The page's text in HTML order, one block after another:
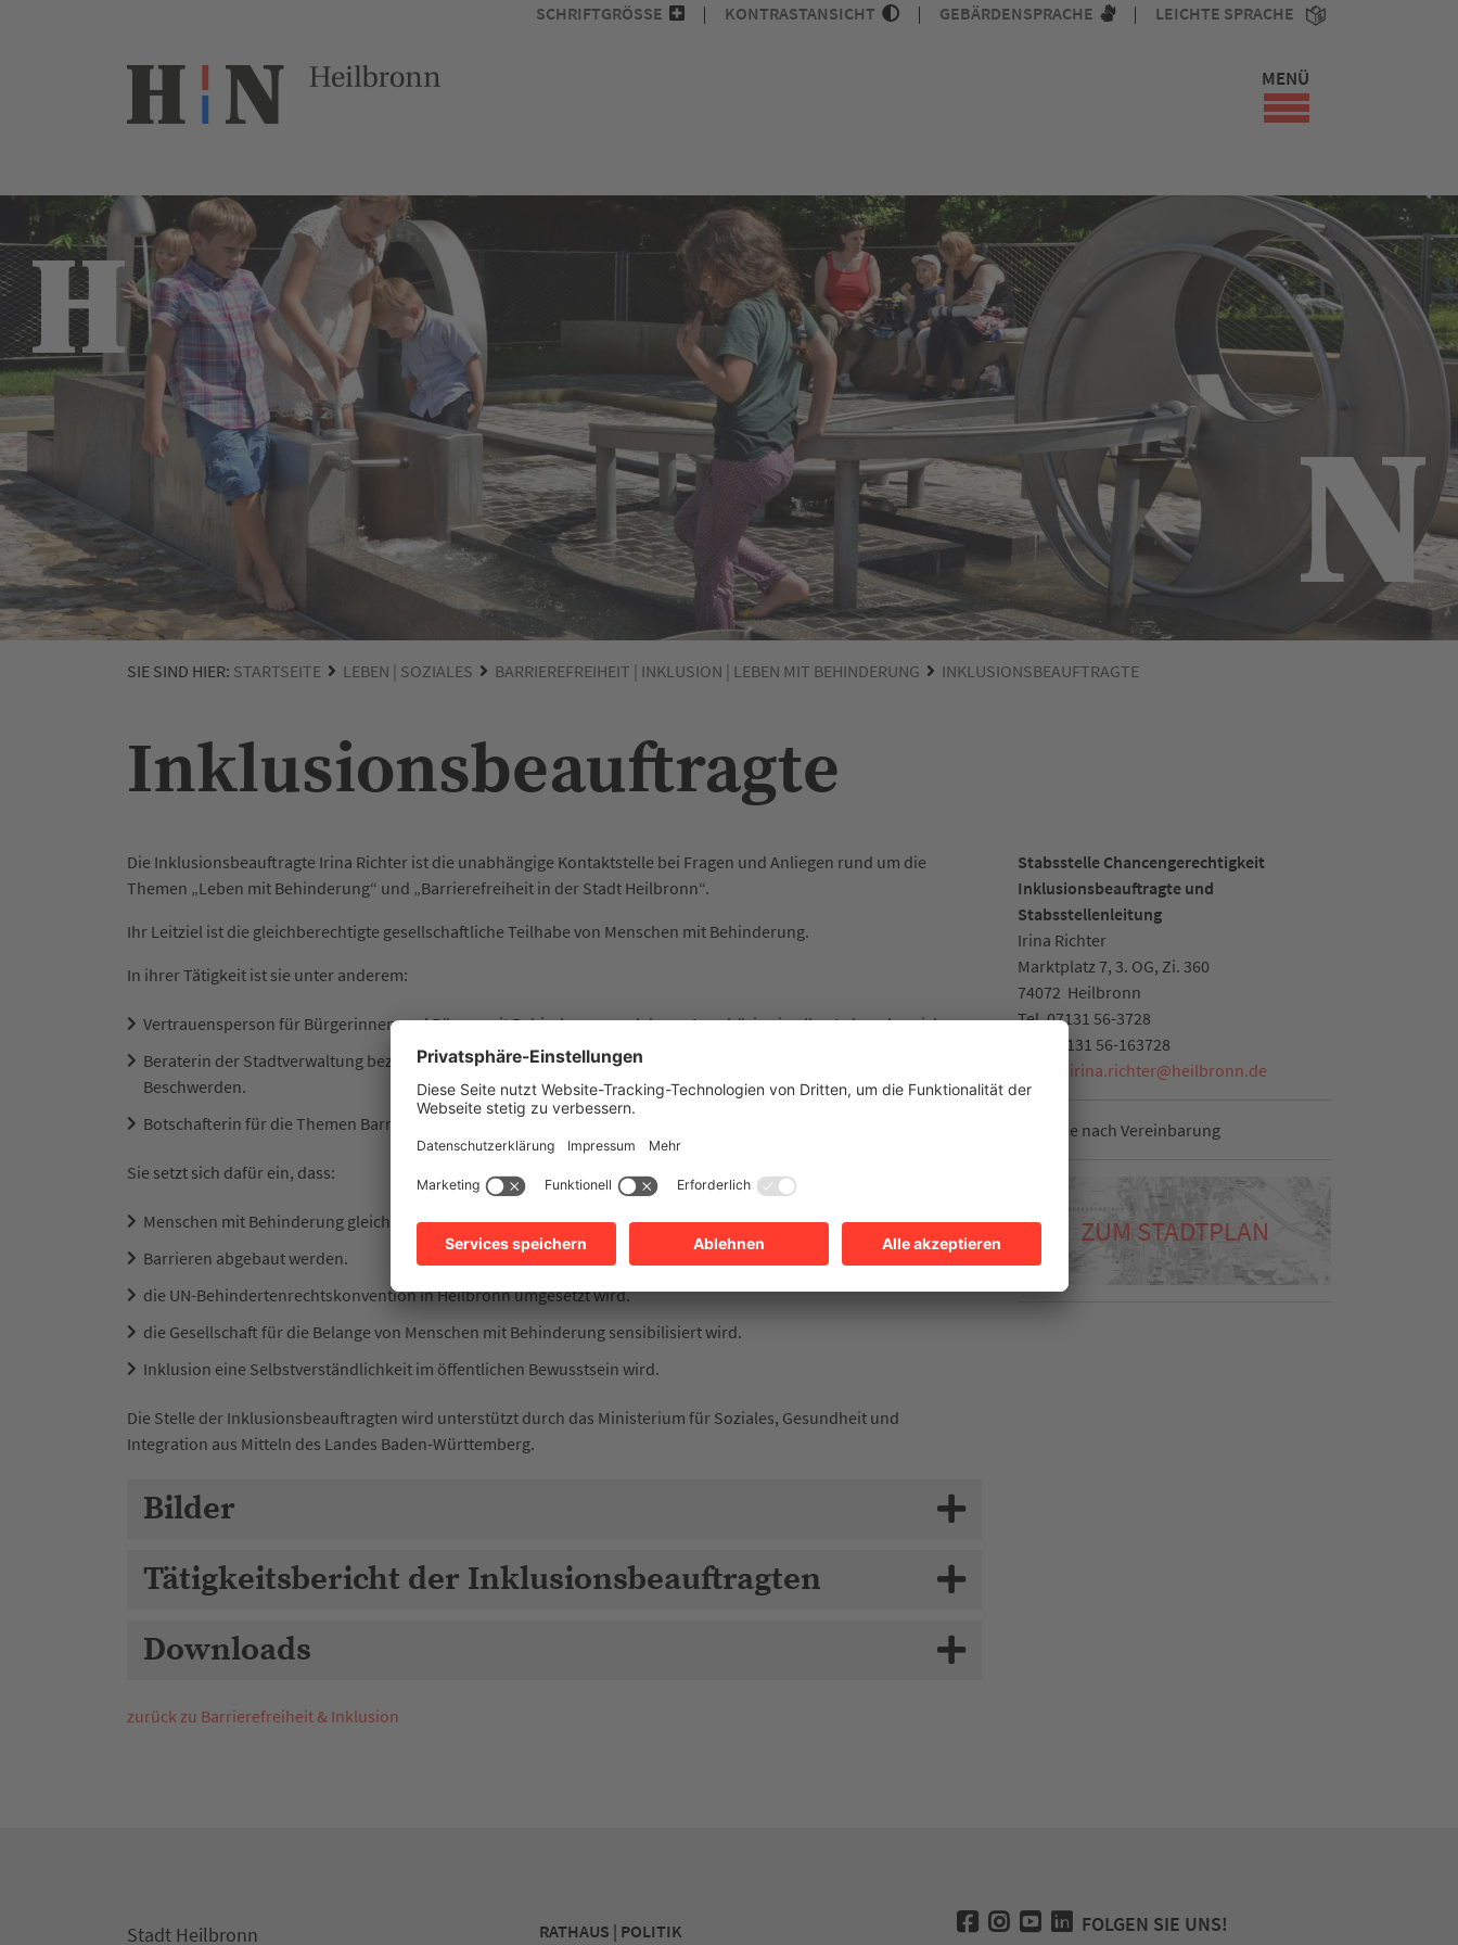
SCHRIFTGRÖSSE KONTRASTANSICHT GEBÄRDENSPRACHE LEICHTE SPRACHE
MENÜ
SIE SIND HIER: STARTSEITE LEBEN | SOZIALES BARRIEREFREIHEIT | INKLUSION | LEBEN MIT BEHINDERUNG INKLUSIONSBEAUFTRAGTE
Inklusionsbeauftragte
Die Inklusionsbeauftragte Irina Richter ist die unabhängige Kontaktstelle bei Fragen und Anliegen rund um die
Themen „Leben mit Behinderung“ und „Barrierefreiheit in der Stadt Heilbronn“.
Ihr Leitziel ist die gleichberechtigte gesellschaftliche Teilhabe von Menschen mit Behinderung.
In ihrer Tätigkeit ist sie unter anderem:
Vertrauensperson für Bürgerinnen und Bürger mit Behinderung und deren Angehörige in allen Lebensbereichen.
Beraterin der Stadtverwaltung bezüglich der Belange von Menschen mit Behinderung und Ombudsfrau bei
Beschwerden.
Botschafterin für die Themen Barrierefreiheit und Inklusion.
Sie setzt sich dafür ein, dass:
Menschen mit Behinderung gleichberechtigt und selbstbestimmt am gesellschaftlichen Leben teilhaben können.
Barrieren abgebaut werden.
die UN-Behindertenrechtskonvention in Heilbronn umgesetzt wird.
die Gesellschaft für die Belange von Menschen mit Behinderung sensibilisiert wird.
Inklusion eine Selbstverständlichkeit im öffentlichen Bewusstsein wird.
Die Stelle der Inklusionsbeauftragten wird unterstützt durch das Ministerium für Soziales, Gesundheit und
Integration aus Mitteln des Landes Baden-Württemberg.
Bilder
Tätigkeitsbericht der Inklusionsbeauftragten
Downloads
zurück zu Barrierefreiheit & Inklusion
Stabsstelle Chancengerechtigkeit
Inklusionsbeauftragte und
Stabsstellenleitung
Irina Richter
Marktplatz 7, 3. OG, Zi. 360
74072 Heilbronn
Tel.07131 56-3728
07131 56-163728
irina.richter@heilbronn.de
Termine nach Vereinbarung
ZUM STADTPLAN
Stadt Heilbronn RATHAUS | POLITIK FOLGEN SIE UNS!